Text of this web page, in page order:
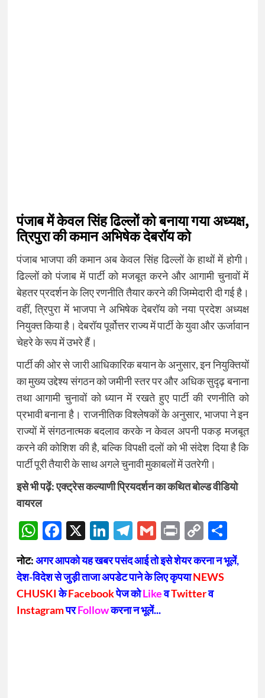
पंजाब में केवल सिंह ढिल्लों को बनाया गया अध्यक्ष,
त्रिपुरा की कमान अभिषेक देबरॉय को
पंजाब भाजपा की कमान अब केवल सिंह ढिल्लों के हाथों में होगी।
ढिल्लों को पंजाब में पार्टी को मजबूत करने और आगामी चुनावों में
बेहतर प्रदर्शन के लिए रणनीति तैयार करने की जिम्मेदारी दी गई है।
वहीं, त्रिपुरा में भाजपा ने अभिषेक देबरॉय को नया प्रदेश अध्यक्ष
नियुक्त किया है। देबरॉय पूर्वोत्तर राज्य में पार्टी के युवा और ऊर्जावान
चेहरे के रूप में उभरे हैं।
पार्टी की ओर से जारी आधिकारिक बयान के अनुसार, इन नियुक्तियों
का मुख्य उद्देश्य संगठन को जमीनी स्तर पर और अधिक सुदृढ़ बनाना
तथा आगामी चुनावों को ध्यान में रखते हुए पार्टी की रणनीति को
प्रभावी बनाना है। राजनीतिक विश्लेषकों के अनुसार, भाजपा ने इन
राज्यों में संगठनात्मक बदलाव करके न केवल अपनी पकड़ मजबूत
करने की कोशिश की है, बल्कि विपक्षी दलों को भी संदेश दिया है कि
पार्टी पूरी तैयारी के साथ अगले चुनावी मुकाबलों में उतरेगी।
इसे भी पढ़ें:एक्ट्रेस कल्याणी प्रियदर्शन का कथित बोल्ड वीडियो
वायरल
WhatsApp
Facebook
X LinkedIn
Telegram
Gmail
Print
Copy
Link
नोट:अगर आपको यह खबर पसंद आई तो इसे शेयर करना न भूलें,
देश-विदेश से जुड़ी ताजा अपडेट पाने के लिए कृपयाNEWS
CHUSKIकेFacebookपेज कोLikeवTwitterव
InstagramपरFollowकरना न भूलें...